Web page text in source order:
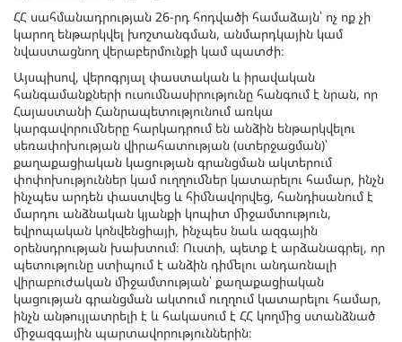
ՀՀ սահմանադրության 26-րդ հոդվածի համաձայն՝ ոչ ոք չի
կարող ենթարկվել խոշտանգման, անմարդկային կամ
նվաստացնող վերաբերմունքի կամ պատժի։
Այսպիսով, վերոգրյալ փաստական և իրավական
հանգամանքների ուսումնասիրությունը հանգում է նրան, որ
Հայաստանի Հանրապետությունում առկա
կարգավորումները հարկադրում են անձին ենթարկվելու
սեռափոխության վիրահատության (ստերջացման)՝
քաղաքացիական կացության գրանցման ակտերում
փոփոխություններ կամ ուղղումներ կատարելու համար, ինչն
ինչպես արդեն փաստվեց և հիմնավորվեց, հանդիսանում է
մարդու անձնական կյանքի կոպիտ միջամտություն,
եվրոպական կոնվենցիայի, ինչպես նաև ազգային
օրենսդրության խախտում։ Ուստի, պետք է արձանագրել, որ
պետությունը ստիպում է անձին դիմելու անդառնալի
վիրաբուժական միջամտության՝ քաղաքացիական
կացության գրանցման ակտում ուղղում կատարելու համար,
ինչն անթույլատրելի է և հակասում է ՀՀ կողմից ստանձնած
միջազգային պարտավորություններին։